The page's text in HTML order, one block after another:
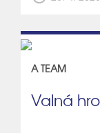
A TEAM
Valná